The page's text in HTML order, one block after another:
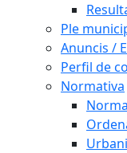
Ple
Anuncis /
Perfil de
Normativa